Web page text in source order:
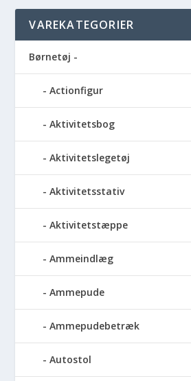
VAREKATEGORIER
Børnetøj -
Actionfigur
Aktivitetsbog
Aktivitetslegetøj
Aktivitetsstativ
Aktivitetstæppe
Ammeindlæg
Ammepude
Ammepudebetræk
Autostol